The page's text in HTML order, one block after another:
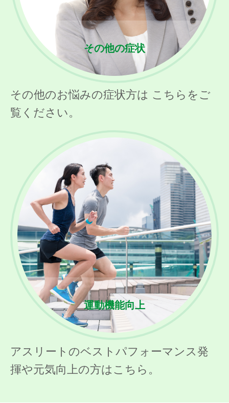
その他の症状
その他のお悩みの症状方は こちらをご
覧ください。
運動機能向上
アスリートのベストパフォーマンス発
揮や元気向上の方はこちら。